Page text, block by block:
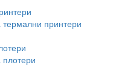
термални принтери
плотери